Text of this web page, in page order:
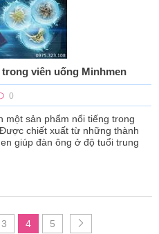
viên uống Minhmen
0
một sản phẩm nổi tiếng trong
chiết xuất từ những thành
giúp đàn ông ở độ tuổi trung
3 4 5